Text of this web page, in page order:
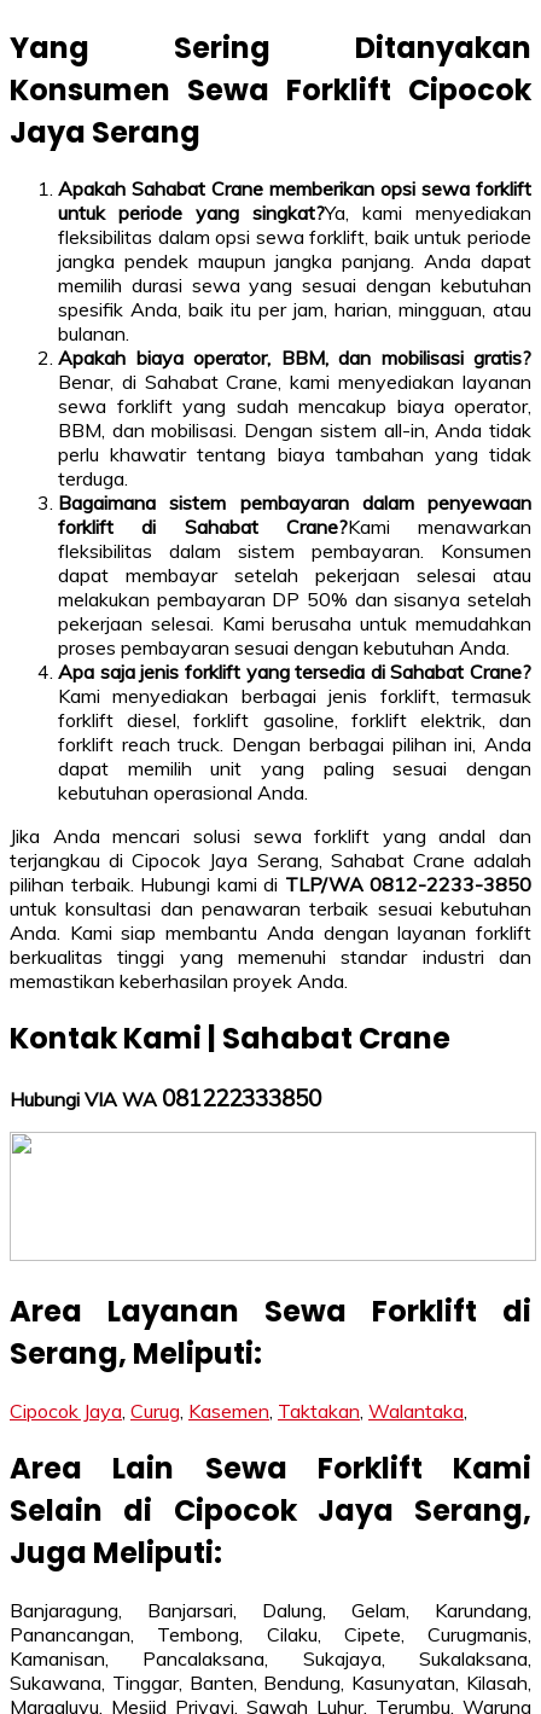
Yang Sering Ditanyakan
Konsumen Sewa Forklift Cipocok
Jaya Serang
Apakah Sahabat Crane memberikan opsi sewa forklift
untuk periode yang singkat?Ya, kami menyediakan
fleksibilitas dalam opsi sewa forklift, baik untuk periode
jangka pendek maupun jangka panjang. Anda dapat
memilih durasi sewa yang sesuai dengan kebutuhan
spesifik Anda, baik itu per jam, harian, mingguan, atau
bulanan.
Apakah biaya operator, BBM, dan mobilisasi gratis?
Benar, di Sahabat Crane, kami menyediakan layanan
sewa forklift yang sudah mencakup biaya operator,
BBM, dan mobilisasi. Dengan sistem all-in, Anda tidak
perlu khawatir tentang biaya tambahan yang tidak
terduga.
Bagaimana sistem pembayaran dalam penyewaan
forklift di Sahabat Crane?Kami menawarkan
fleksibilitas dalam sistem pembayaran. Konsumen
dapat membayar setelah pekerjaan selesai atau
melakukan pembayaran DP 50% dan sisanya setelah
pekerjaan selesai. Kami berusaha untuk memudahkan
proses pembayaran sesuai dengan kebutuhan Anda.
Apa saja jenis forklift yang tersedia di Sahabat Crane?
Kami menyediakan berbagai jenis forklift, termasuk
forklift diesel, forklift gasoline, forklift elektrik, dan
forklift reach truck. Dengan berbagai pilihan ini, Anda
dapat memilih unit yang paling sesuai dengan
kebutuhan operasional Anda.
Jika Anda mencari solusi sewa forklift yang andal dan
terjangkau di Cipocok Jaya Serang, Sahabat Crane adalah
pilihan terbaik. Hubungi kami di TLP/WA 0812-2233-3850
untuk konsultasi dan penawaran terbaik sesuai kebutuhan
Anda. Kami siap membantu Anda dengan layanan forklift
berkualitas tinggi yang memenuhi standar industri dan
memastikan keberhasilan proyek Anda.
Kontak Kami | Sahabat Crane
Hubungi VIA WA 081222333850
Area Layanan Sewa Forklift di
Serang, Meliputi:
Cipocok Jaya, Curug, Kasemen, Taktakan, Walantaka,
Area Lain Sewa Forklift Kami
Selain di Cipocok Jaya Serang,
Juga Meliputi:
Banjaragung, Banjarsari, Dalung, Gelam, Karundang,
Panancangan, Tembong, Cilaku, Cipete, Curugmanis,
Kamanisan, Pancalaksana, Sukajaya, Sukalaksana,
Sukawana, Tinggar, Banten, Bendung, Kasunyatan, Kilasah,
Margaluyu, Mesjid Priyayi, Sawah Luhur, Terumbu, Warung